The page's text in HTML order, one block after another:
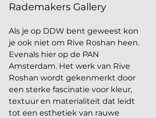
Rademakers Gallery
Als je op DDW bent geweest kon
je ook niet om Rive Roshan heen.
Evenals hier op de PAN
Amsterdam. Het werk van Rive
Roshan wordt gekenmerkt door
een sterke fascinatie voor kleur,
textuur en materialiteit dat leidt
tot een esthetiek van rauwe